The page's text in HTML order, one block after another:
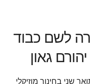
לשם כבוד
גאון
שני בחינוך מוזיקלי